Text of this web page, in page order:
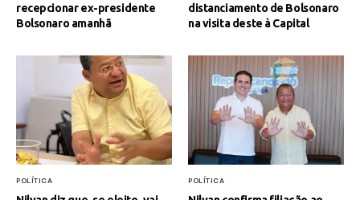
recepcionar ex-presidente
Bolsonaro amanhã
distanciamento de Bolsonaro
na visita deste à Capital
POLÍTICA POLÍTICA